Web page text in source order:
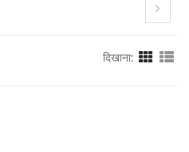
दिखाना: